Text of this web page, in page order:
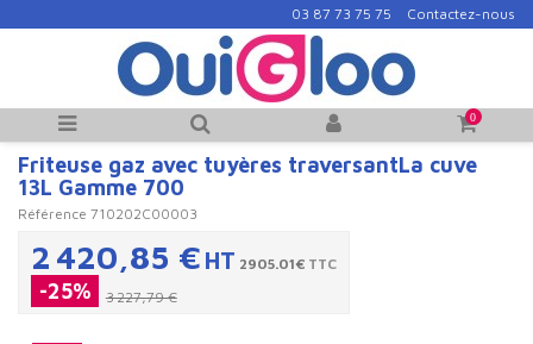
03 87 73 75 75 Contactez-nous
0
Friteuse gaz avec tuyères traversantLa cuve
13L Gamme 700
Référence 710202C00003
2 420,85 € HT 2905.01€ TTC
-25% 3 227,79 €